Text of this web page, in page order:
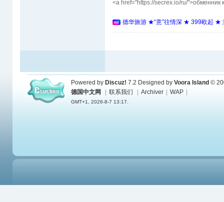
<a href="https://secrex.io/ru/">обменник
德华旅游 ★“意”往情深 ★ 399欧起 ★
Powered by Discuz! 7.2 Designed by Voora Island ©
德国中文网
联系我们 Archiver WAP
GMT+1, 2026-8-7 13:17.